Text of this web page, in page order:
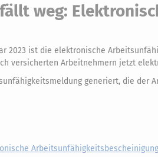
weg:
2023 ist die elektronische
versicherten Arbeitnehmern jetzt
generiert, die der